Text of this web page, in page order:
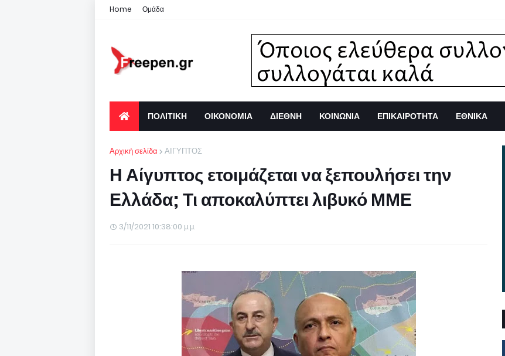
Home Ομάδα
ΠΟΛΙΤΙΚΗ ΟΙΚΟΝΟΜΙΑ ΔΙΕΘΝΗ ΚΟΙΝΩΝΙΑ ΕΠΙΚΑΙΡΟΤΗΤΑ ΕΘΝΙΚΑ
Αρχική σελίδα ΑΙΓΥΠΤΟΣ
Η Αίγυπτος ετοιμάζεται να ξεπουλήσει την
Ελλάδα; Τι αποκαλύπτει λιβυκό ΜΜΕ
3/11/2021 10:38:00 μ.μ.